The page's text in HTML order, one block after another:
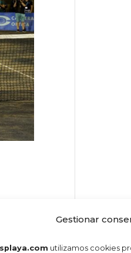
Gestionar
utilizamos cookies